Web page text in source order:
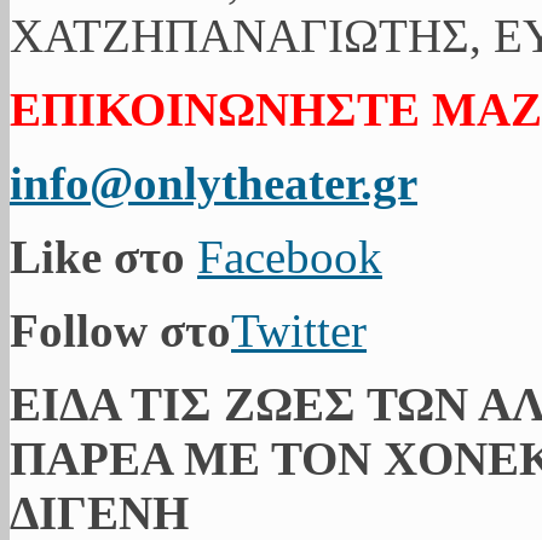
ΧΑΤΖΗΠΑΝΑΓΙΩΤΗΣ,
ΕΠΙΚΟΙΝΩΝΗΣΤΕ
info@onlytheater.gr
Like στο Facebook
Follow στοTwitter
ΕΙΔΑ ΤΙΣ ΖΩΕΣ ΤΩΝ
ΠΑΡΕΑ ΜΕ ΤΟΝ
ΔΙΓΕΝΗ